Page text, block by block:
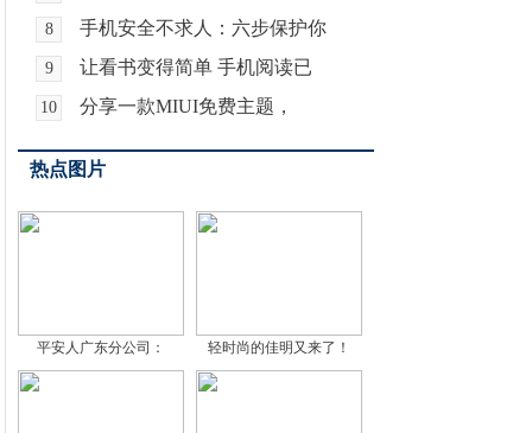
8 手机安全不求人：六步保护你
9 让看书变得简单 手机阅读已
10 分享一款MIUI免费主题，
热点图片
平安人广东分公司： 轻时尚的佳明又来了！